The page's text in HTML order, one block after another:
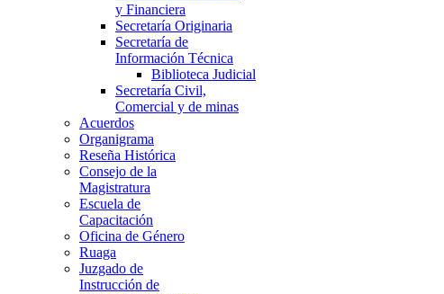
y Financiera
Secretaría Originaria
Secretaría de
Información Técnica
Biblioteca Judicial
Secretaría Civil,
Comercial y de minas
Acuerdos
Organigrama
Reseña Histórica
Consejo de la
Magistratura
Escuela de
Capacitación
Oficina de Género
Ruaga
Juzgado de
Instrucción de